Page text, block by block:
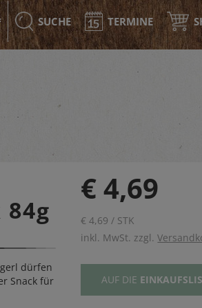
SUCHE TERMINE
dürfen
Snack für
€ 4,69
€ 4,69 / STK
inkl. MwSt. zzgl.
AUF DIE